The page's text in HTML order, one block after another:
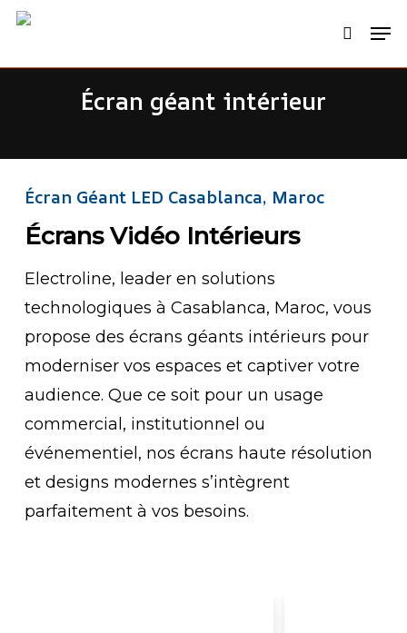
Skip
main
search
Écran géant intérieur
Écran Géant LED Casablanca, Maroc
Écrans Vidéo Intérieurs
Electroline, leader en solutions
technologiques à Casablanca, Maroc, vous
propose des écrans géants intérieurs pour
moderniser vos espaces et captiver votre
audience. Que ce soit pour un usage
commercial, institutionnel ou
événementiel, nos écrans haute résolution
et designs modernes s’intègrent
parfaitement à vos besoins.